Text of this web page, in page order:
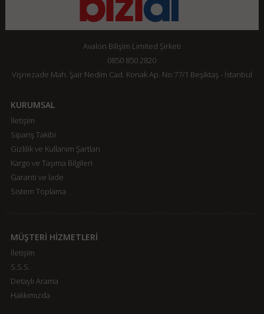
Avalon Bilişim Limited Şirketi
0850 850 2820
Vişnezade Mah. Şair Nedim Cad. Konak Ap. No:77/1 Beşiktaş - İstanbul
KURUMSAL
İletişim
Sipariş Takibi
Gizlilik ve Kullanım Şartları
Kargo ve Taşıma Bilgileri
Garanti ve İade
Sistem Toplama
MÜŞTERİ HİZMETLERİ
İletişim
S.S.S.
Detaylı Arama
Hakkımızda